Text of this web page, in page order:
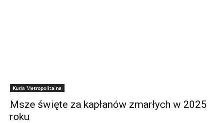
Kuria Metropolitalna
Msze święte za kapłanów zmarłych w 2025
roku